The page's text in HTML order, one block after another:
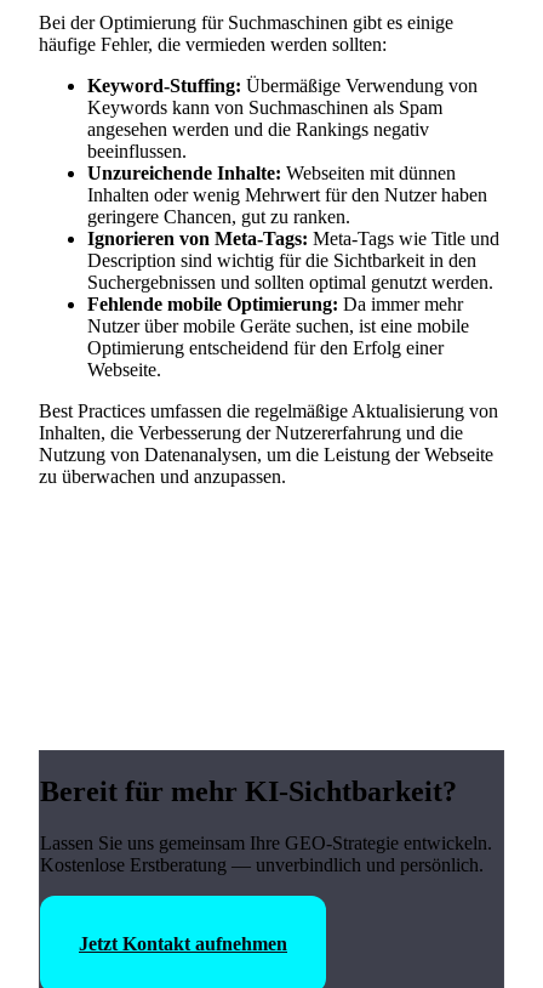
Bei der Optimierung für Suchmaschinen gibt es einige
häufige Fehler, die vermieden werden sollten:
Keyword-Stuffing: Übermäßige Verwendung von
Keywords kann von Suchmaschinen als Spam
angesehen werden und die Rankings negativ
beeinflussen.
Unzureichende Inhalte: Webseiten mit dünnen
Inhalten oder wenig Mehrwert für den Nutzer haben
geringere Chancen, gut zu ranken.
Ignorieren von Meta-Tags: Meta-Tags wie Title und
Description sind wichtig für die Sichtbarkeit in den
Suchergebnissen und sollten optimal genutzt werden.
Fehlende mobile Optimierung: Da immer mehr
Nutzer über mobile Geräte suchen, ist eine mobile
Optimierung entscheidend für den Erfolg einer
Webseite.
Best Practices umfassen die regelmäßige Aktualisierung von
Inhalten, die Verbesserung der Nutzererfahrung und die
Nutzung von Datenanalysen, um die Leistung der Webseite
zu überwachen und anzupassen.
Bereit für mehr KI-Sichtbarkeit?
Lassen Sie uns gemeinsam Ihre GEO-Strategie entwickeln.
Kostenlose Erstberatung — unverbindlich und persönlich.
Jetzt Kontakt aufnehmen